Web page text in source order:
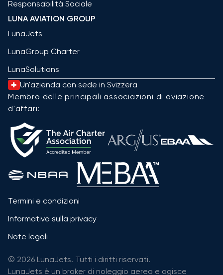
Responsabilità Sociale
LUNA AVIATION GROUP
LunaJets
LunaGroup Charter
LunaSolutions
Un'azienda con sede in Svizzera
Membro delle principali associazioni di aviazione
d'affari:
Termini e condizioni
Informativa sulla privacy
Note legali
© 2026 LunaJets. Tutti i diritti riservati.
LunaJets è un broker di noleggio aereo e agisce